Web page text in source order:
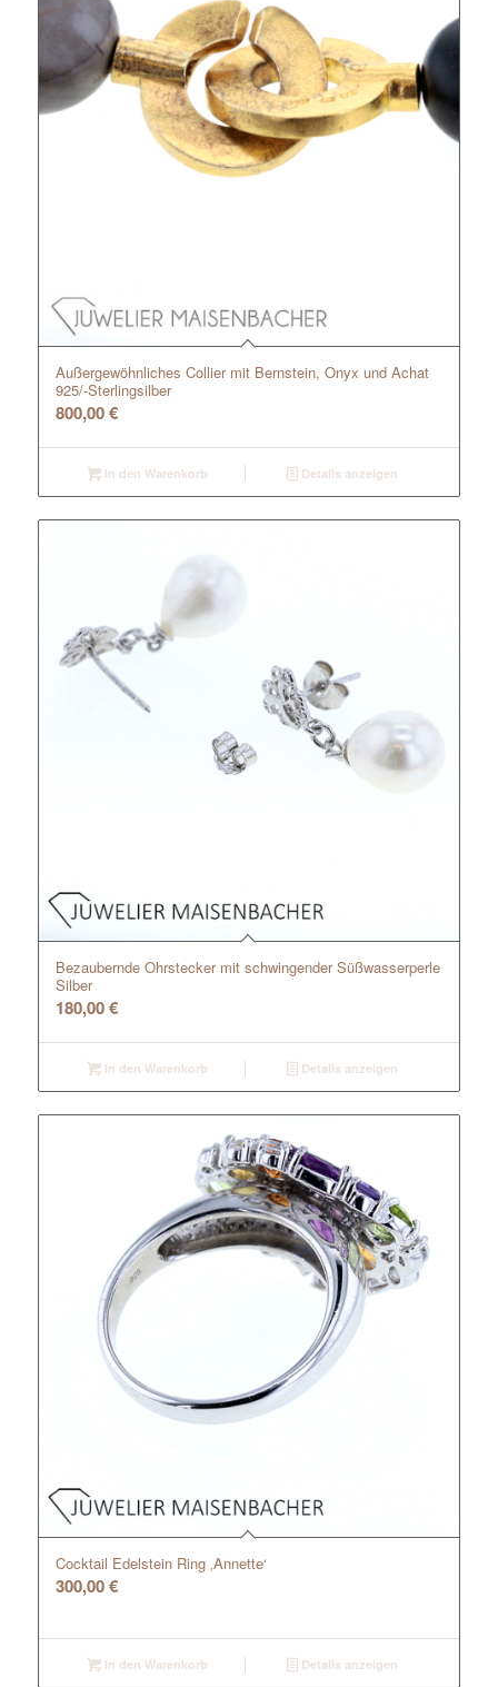
Außergewöhnliches Collier mit Bernstein, Onyx und Achat
925/-Sterlingsilber
800,00€
In den Warenkorb Details anzeigen
Bezaubernde Ohrstecker mit schwingender Süßwasserperle
Silber
180,00€
In den Warenkorb Details anzeigen
Cocktail Edelstein Ring ‚Annette‘
300,00€
In den Warenkorb Details anzeigen